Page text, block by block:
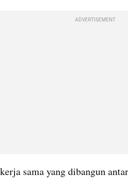
ADVERTISEMENT
sama yang dibangun